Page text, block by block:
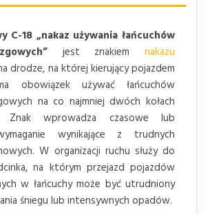
C-18 „nakaz używania łańcuchów
jest znakiem nakazu
drodze, na której kierujący pojazdem
obowiązek używać łańcuchów
na co najmniej dwóch kołach
Znak wprowadza czasowe lub
wynikające z trudnych
W organizacji ruchu służy do
na którym przejazd pojazdów
w łańcuchy może być utrudniony
śniegu lub intensywnych opadów.